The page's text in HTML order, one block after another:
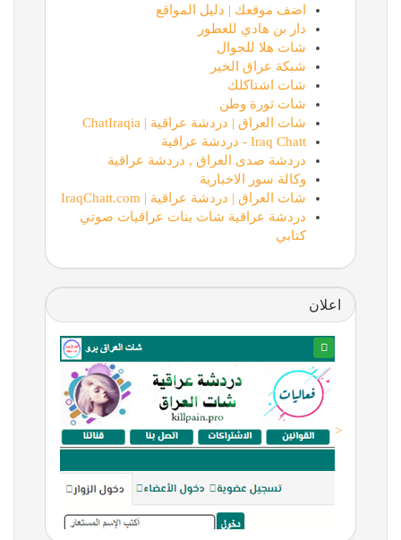
اضف موقعك | دليل المواقع
دار بن هادي للعطور
شات هلا للجوال
شبكة عراق الخير
شات اشتاكلك
شات ثورة وطن
شات العراق | دردشة عراقية | ChatIraqia
Iraq Chatt - دردشة عراقية
دردشة صدى العراق , دردشة عراقية
وكالة سور الاخبارية
شات العراق | دردشة عراقية | IraqChatt.com
دردشة عراقية شات بنات عراقيات صوتي
كتابي
اعلان
<